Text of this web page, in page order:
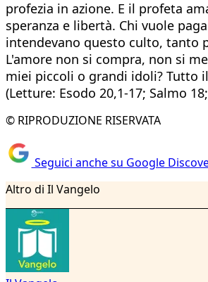
profezia in azione. E il profeta
speranza e libertà. Chi vuole
intendevano questo culto, tanto
L'amore non si compra, non si
miei piccoli o grandi idoli? Tutto
(Letture: Esodo 20,1-17; Salmo
© RIPRODUZIONE RISERVATA
Seguici anche su Google
Altro di Il Vangelo